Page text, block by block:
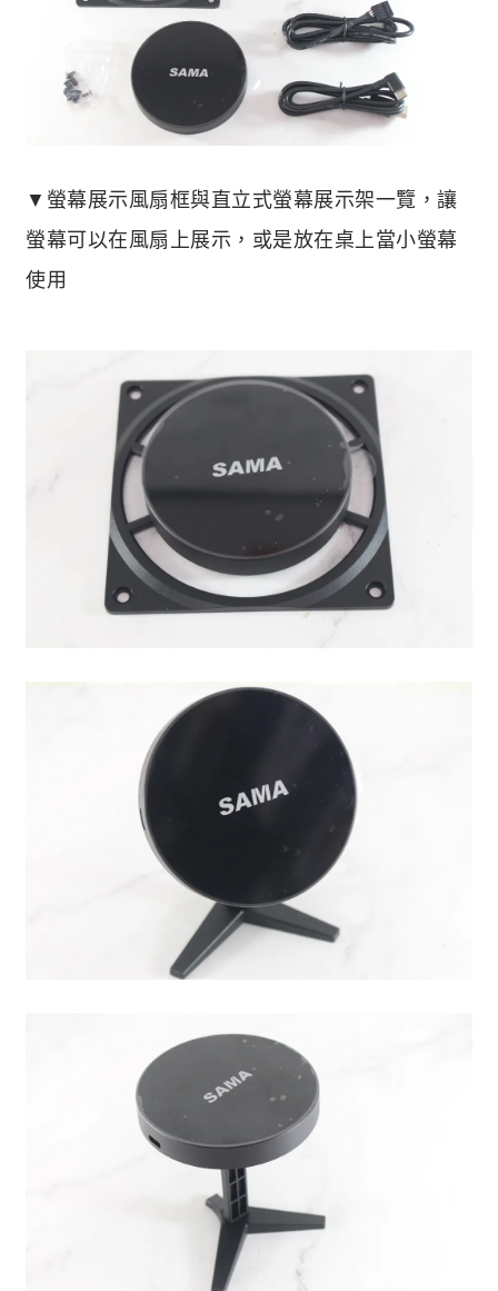
▼螢幕展示風扇框與直立式螢幕展示架一覽，讓
螢幕可以在風扇上展示，或是放在桌上當小螢幕
使用